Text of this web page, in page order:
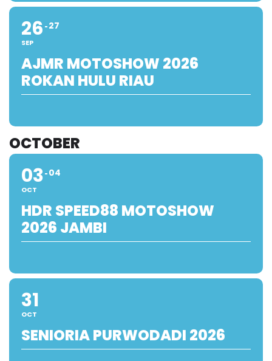
26
SEP
27
AJMR MOTOSHOW 2026
ROKAN HULU RIAU
OCTOBER
03
OCT
04
HDR SPEED88 MOTOSHOW
2026 JAMBI
31
OCT
SENIORIA PURWODADI 2026